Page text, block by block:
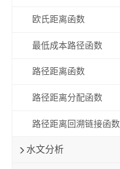
欧氏距离函数
最低成本路径函数
路径距离函数
路径距离分配函数
路径距离回溯链接函数
水文分析